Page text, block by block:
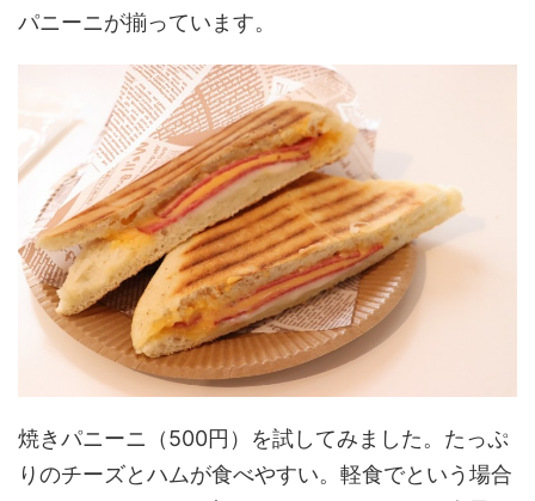
パニーニが揃っています。
焼きパニーニ（500円）を試してみました。たっぷ
りのチーズとハムが食べやすい。軽食でという場合